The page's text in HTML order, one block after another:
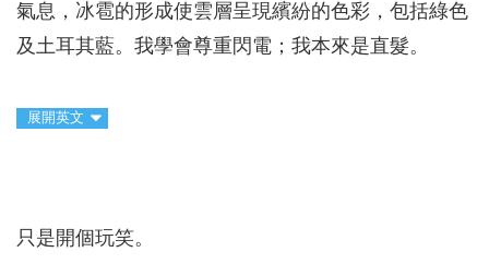
氣息，冰雹的形成使雲層呈現繽紛的色彩，包括綠色
及土耳其藍。我學會尊重閃電；我本來是直髮。
展開英文
只是開個玩笑。